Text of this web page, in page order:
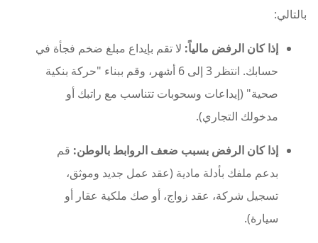
بالتالي:
إذا كان الرفض مالياً: لا تقم بإيداع مبلغ ضخم فجأة في
حسابك. انتظر 3 إلى 6 أشهر، وقم ببناء "حركة بنكية
صحية" (إيداعات وسحوبات تتناسب مع راتبك أو
مدخولك التجاري).
إذا كان الرفض بسبب ضعف الروابط بالوطن: قم
بدعم ملفك بأدلة مادية (عقد عمل جديد وموثق،
تسجيل شركة، عقد زواج، أو صك ملكية عقار أو
سيارة).